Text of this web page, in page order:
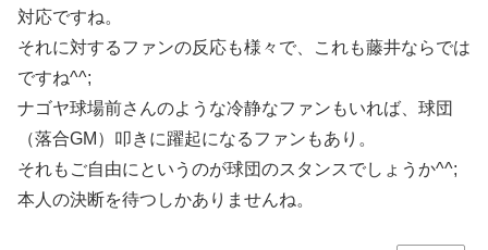
対応ですね。
それに対するファンの反応も様々で、これも藤井ならでは
ですね^^;
ナゴヤ球場前さんのような冷静なファンもいれば、球団
（落合GM）叩きに躍起になるファンもあり。
それもご自由にというのが球団のスタンスでしょうか^^;
本人の決断を待つしかありませんね。